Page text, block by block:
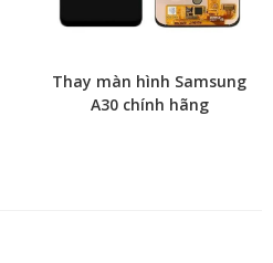
Thay màn hình Samsung
A30 chính hãng